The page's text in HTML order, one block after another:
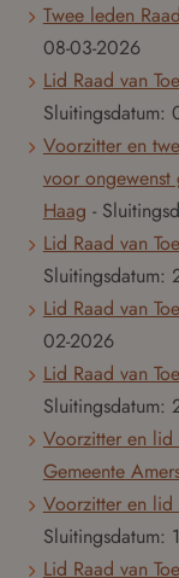
Twee leden
08-03-2026
Lid Raad van
Sluitingsdatum:
Voorzitter en
voor ongewenst
Haag -
Lid Raad van
Sluitingsdatum:
Lid Raad van
02-2026
Lid Raad van
Sluitingsdatum:
Voorzitter en lid
Gemeente
Voorzitter en lid
Sluitingsdatum:
Lid Raad van